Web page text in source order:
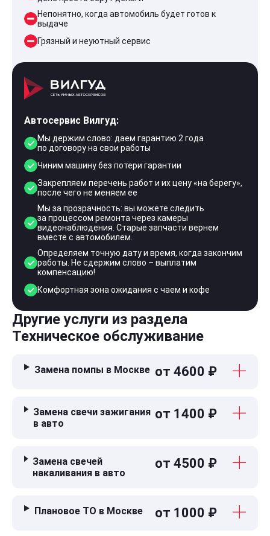
Непонятно, когда автомобиль будет готов к
выдаче
Грязный и неуютный сервис
Автосервис Вилгуд:
Мы держим слово: даем гарантию 2 года
по договору на свои работы
Чиним машину без потери гарантии
Закрепляем перечень работ и их цену «на берегу»,
после чего не меняем ее
Мы за прозрачность: вы можете следить
за процессом ремонта через камеры
видеонаблюдения. Старые запчасти вернем
вместе с автомобилем.
Определяем точную дату и время, когда закончим
работы. Не сдержим слово – выплатим
компенсацию!
Комфортная зона ожидания с чаем и кофе
Другие услуги из раздела
Техническое обслуживание
Замена помпы в Москве от 4600 ₽
Замена свечи зажигания
в авто
от 1400 ₽
Замена свечей
накаливания в авто
от 4500 ₽
Плановое ТО в Москве от 1000 ₽